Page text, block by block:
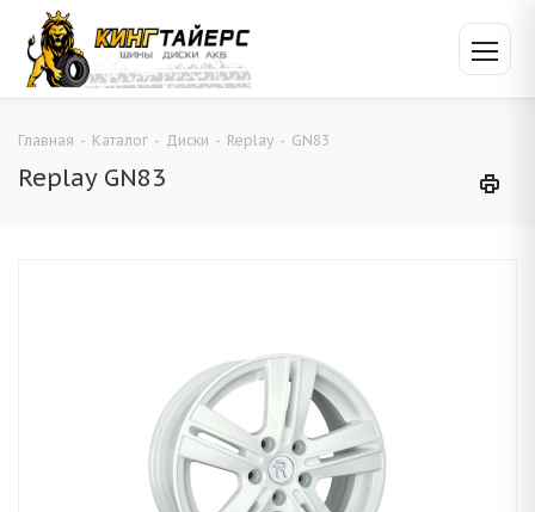
Главная - Каталог - Диски - Replay - GN83
Replay GN83